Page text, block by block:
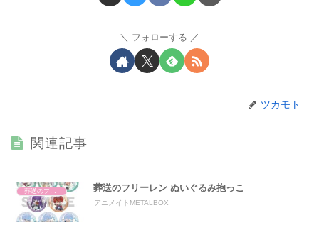
フォローする
ツカモト
関連記事
葬送のフリーレン 葬送のフリーレン ぬいぐるみ抱っこ
アニメイトMETALBOX